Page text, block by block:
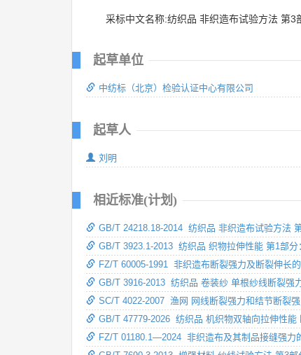
采标中文名称:纺织品 非织造布试验方法 第3
起草单位
中纺标（北京）检验认证中心有限公司
起草人
刘明
相近标准(计划)
GB/T 24218.18-2014 纺织品 非织造布试验方法
GB/T 3923.1-2013 纺织品 织物拉伸性能 第1部分
FZ/T 60005-1991 非织造布断裂强力及断裂伸长
GB/T 3916-2013 纺织品 卷装纱 单根纱线断裂强
SC/T 4022-2007 渔网 网线断裂强力和结节断裂
GB/T 47779-2026 纺织品 机织物双轴向拉伸性能
FZ/T 01180.1—2024 非织造布及其制品接缝强力